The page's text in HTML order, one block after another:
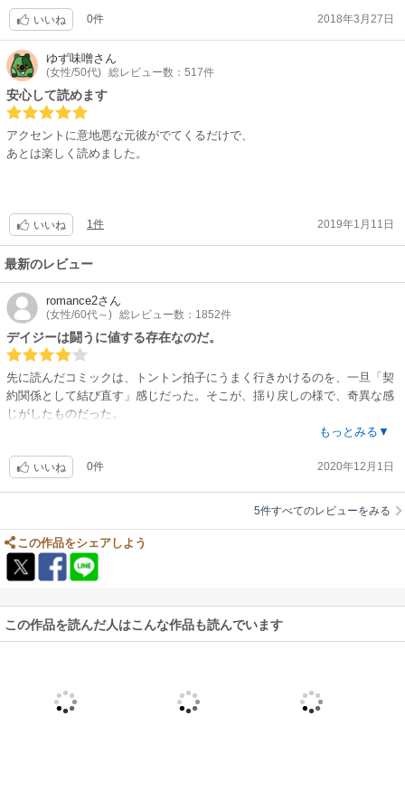
いいね 0件 2018年3月27日
ゆず味噌さん
(女性/50代) 総レビュー数：517件
安心して読めます
アクセントに意地悪な元彼がでてくるだけで、
あとは楽しく読めました。
いいね 1件 2019年1月11日
最新のレビュー
romance2さん
(女性/60代～) 総レビュー数：1852件
デイジーは闘うに値する存在なのだ。
先に読んだコミックは、トントン拍子にうまく行きかけるのを、一旦「契
約関係として結び直す」感じだった。そこが、揺り戻しの様で、奇異な感
じがしたものだった。
こっちのノベルの方は、取引の関係に至る彼サイドの考え方が表されてい
に進むのが、自然に受け止められる。
っちの小説の方は、デイジーがあれこれ思い巡らすのが、取り立てて山谷
の喜びはいや増す。だが、その一見慎ましく、そして、思い上がった勘違
いとは無縁のヒロインの勝利は、彼の好意表明に対して警戒怠らない態度
を取る一貫性に通ずる。期待しないよう自分を諫めるのも謙虚で素敵だ
があるかと思えば、その階級の消費生活ぶりへの卑屈なまでの心理的距離
初ヒロインが抱いた憎しみや住む世界が違うという意識、強調し過ぎて、
もっとみる▼
いいね 0件 2020年12月1日
5件すべてのレビューをみる
この作品をシェアしよう
この作品を読んだ人はこんな作品も読んでいます